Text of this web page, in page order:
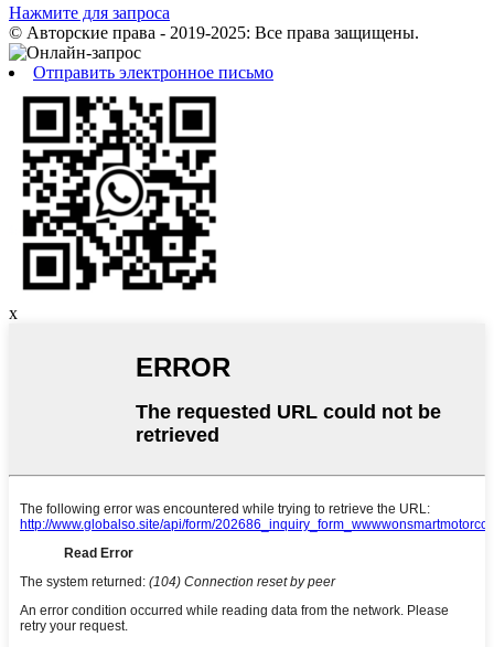
Нажмите для запроса
© Авторские права - 2019-2025: Все права защищены.
Отправить электронное письмо
x